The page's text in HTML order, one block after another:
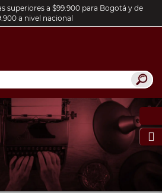
superiores a $99.900 para Bogotá y de
a nivel nacional
